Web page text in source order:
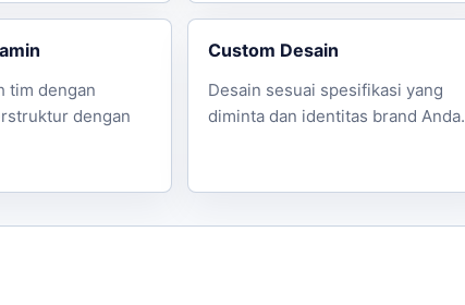
tim dengan
dengan
Custom Desain
Desain sesuai spesifikasi yang
diminta dan identitas brand Anda.